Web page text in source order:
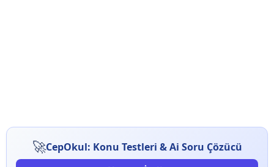
🚀CepOkul: Konu Testleri & Ai Soru Çözücü